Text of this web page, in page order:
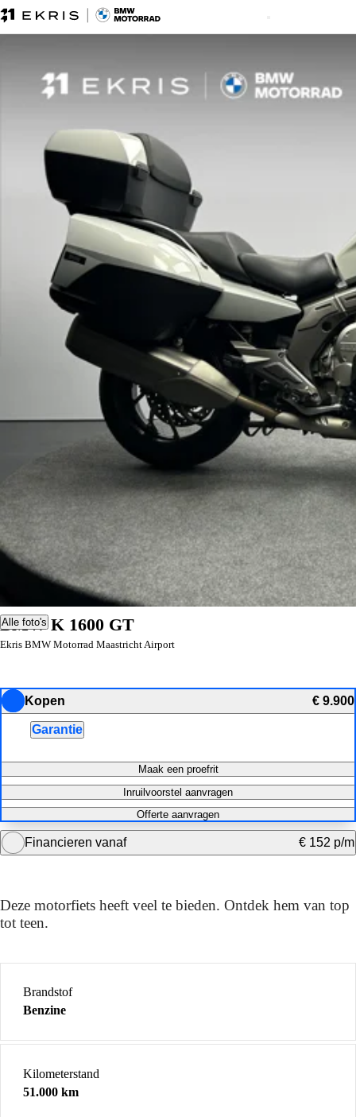
Alle foto's
BMW K 1600 GT
Ekris BMW Motorrad Maastricht Airport
Kopen € 9.900
Garantie
Maak een proefrit
Inruilvoorstel aanvragen
Offerte aanvragen
Financieren vanaf € 152 p/m
Bereken maandbedrag
Deze motorfiets heeft veel te bieden. Ontdek hem van top
tot teen.
Brandstof
Benzine
Kilometerstand
51.000 km